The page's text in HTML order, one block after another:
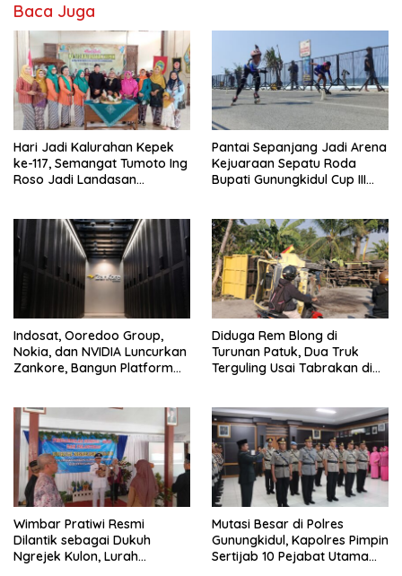
Baca Juga
Hari Jadi Kalurahan Kepek
ke-117, Semangat Tumoto Ing
Roso Jadi Landasan
Pantai Sepanjang Jadi Arena
Kejuaraan Sepatu Roda
Bupati Gunungkidul Cup III
Tourism
Indosat, Ooredoo Group,
Nokia, dan NVIDIA Luncurkan
Zankore, Bangun Platform
Diduga Rem Blong di
Turunan Patuk, Dua Truk
Terguling Usai Tabrakan di
Wimbar Pratiwi Resmi
Dilantik sebagai Dukuh
Ngrejek Kulon, Lurah
Mutasi Besar di Polres
Gunungkidul, Kapolres Pimpin
Sertijab 10 Pejabat Utama